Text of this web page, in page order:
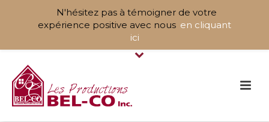
N'hésitez pas à témoigner de votre
expérience positive avec nous en cliquant
ici